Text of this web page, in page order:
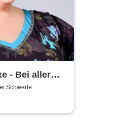
- Bei aller
Schwerte